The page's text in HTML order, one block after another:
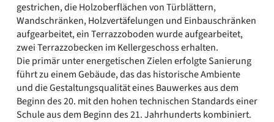
gestrichen, die Holzoberflächen von Türblättern,
Wandschränken, Holzvertäfelungen und Einbauschränken
aufgearbeitet, ein Terrazzoboden wurde aufgearbeitet,
zwei Terrazzobecken im Kellergeschoss erhalten.
Die primär unter energetischen Zielen erfolgte Sanierung
führt zu einem Gebäude, das das historische Ambiente
und die Gestaltungsqualität eines Bauwerkes aus dem
Beginn des 20. mit den hohen technischen Standards einer
Schule aus dem Beginn des 21. Jahrhunderts kombiniert.